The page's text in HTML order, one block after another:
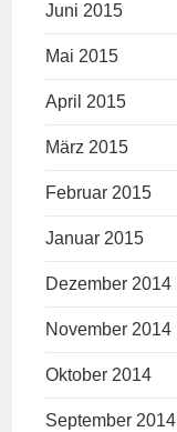
Juni 2015
Mai 2015
April 2015
März 2015
Februar 2015
Januar 2015
Dezember 2014
November 2014
Oktober 2014
September 2014